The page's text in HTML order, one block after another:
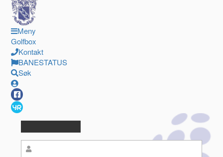
Meny
Golfbox
Kontakt
BANESTATUS
Søk